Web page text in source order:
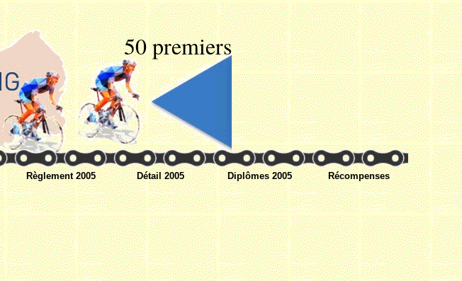
50 premiers
Règlement 2005 Détail 2005 Diplômes 2005 Récompenses